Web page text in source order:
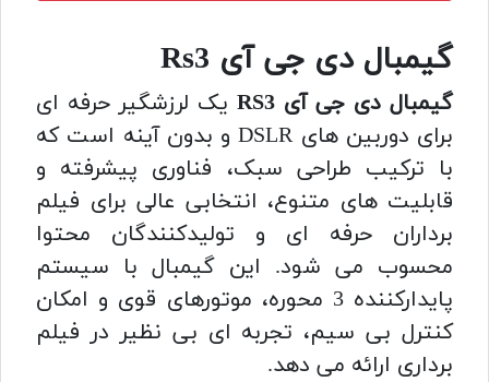
گیمبال دی جی آی Rs3
گیمبال دی جی آی RS3
یک لرزشگیر حرفه ای
برای دوربین های DSLR و بدون آینه است که
با ترکیب طراحی سبک، فناوری پیشرفته و
قابلیت های متنوع، انتخابی عالی برای فیلم
برداران حرفه ای و تولیدکنندگان محتوا
محسوب می شود. این گیمبال با سیستم
پایدارکننده 3 محوره، موتورهای قوی و امکان
کنترل بی سیم، تجربه ای بی نظیر در فیلم
برداری ارائه می دهد.